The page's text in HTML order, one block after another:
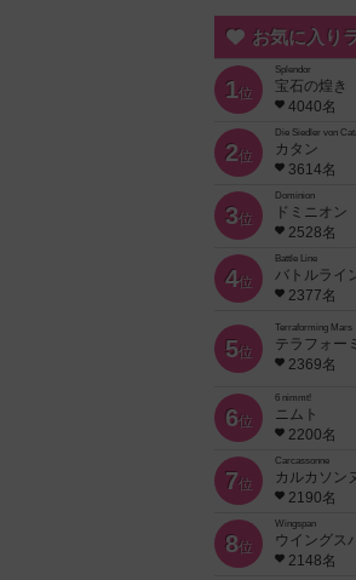
お気に入り
1位
Splendor
宝石の煌き
4040名
2位
Die Siedler von
カタン
3614名
3位
Dominion
ドミニオン
2528名
4位
Battle Line
バトルライ
2377名
5位
Terraforming Mars
テラフォー
2369名
6位
6 nimmt!
ニムト
2200名
7位
Carcassonne
カルカソン
2190名
8位
Wingspan
ウイングス
2148名